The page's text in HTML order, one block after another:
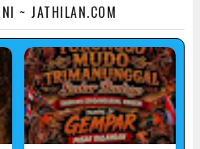
~ JATHILAN.COM